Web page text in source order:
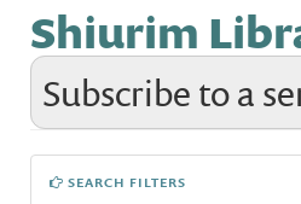
Shiurim
Subscribe to a
SEARCH FILTERS